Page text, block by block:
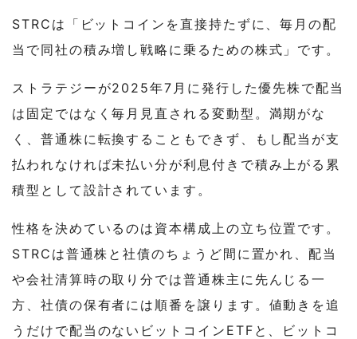
STRCは「ビットコインを直接持たずに、毎月の配
当で同社の積み増し戦略に乗るための株式」です。
ストラテジーが2025年7月に発行した優先株で配当
は固定ではなく毎月見直される変動型。満期がな
く、普通株に転換することもできず、もし配当が支
払われなければ未払い分が利息付きで積み上がる累
積型として設計されています。
性格を決めているのは資本構成上の立ち位置です。
STRCは普通株と社債のちょうど間に置かれ、配当
や会社清算時の取り分では普通株主に先んじる一
方、社債の保有者には順番を譲ります。値動きを追
うだけで配当のないビットコインETFと、ビットコ